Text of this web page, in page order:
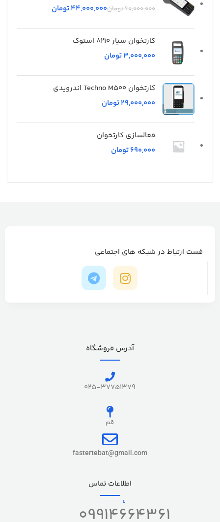
60,000,000تومان44,000,000تومان
کارتخوان سیار 8210 استوک
تومان
کارتخوان Techno M500 اندرویدی
تومان
فعالسازی کارتخوان
تومان
فست ارتباط در شبکه های اجتماعی
آدرس فروشگاه
025-37751379
قم
fastertebat@gmail.com
اطلاعات تماس
09914664361